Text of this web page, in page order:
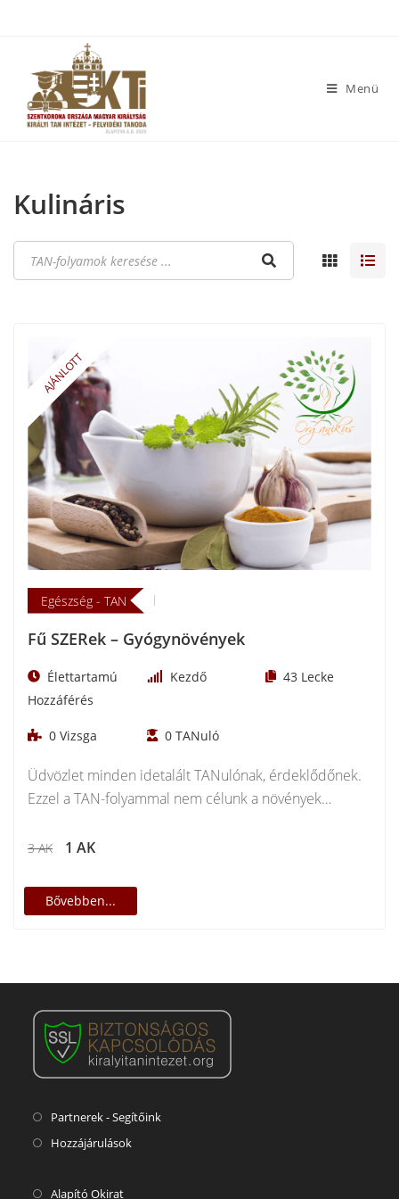
Menü
Kulináris
Egészség - TAN
Fű SZERek – Gyógynövények
Élettartamú
Hozzáférés
Kezdő 43 Lecke
0 Vizsga 0TANuló
Üdvözlet minden idetalált TANulónak, érdeklődőnek.
Ezzel a TAN-folyammal nem célunk a növények
3 AK 1 AK
Bővebben...
Partnerek - Segítőink
Hozzájárulások
Alapító Okirat